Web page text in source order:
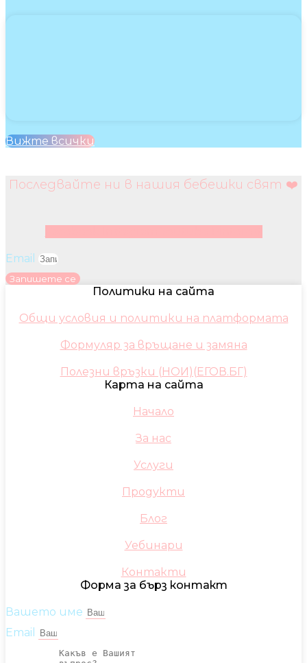
Вижте всички
Последвайте ни в нашия бебешки свят ❤️
Email
Запишете се
Политики на сайта
Общи условия и политики на платформата
Формуляр за връщане и замяна
Полезни връзки (НОИ)(ЕГОВ.БГ)
Карта на сайта
Начало
За нас
Услуги
Продукти
Блог
Уебинари
Контакти
Форма за бърз контакт
Вашето име
Email